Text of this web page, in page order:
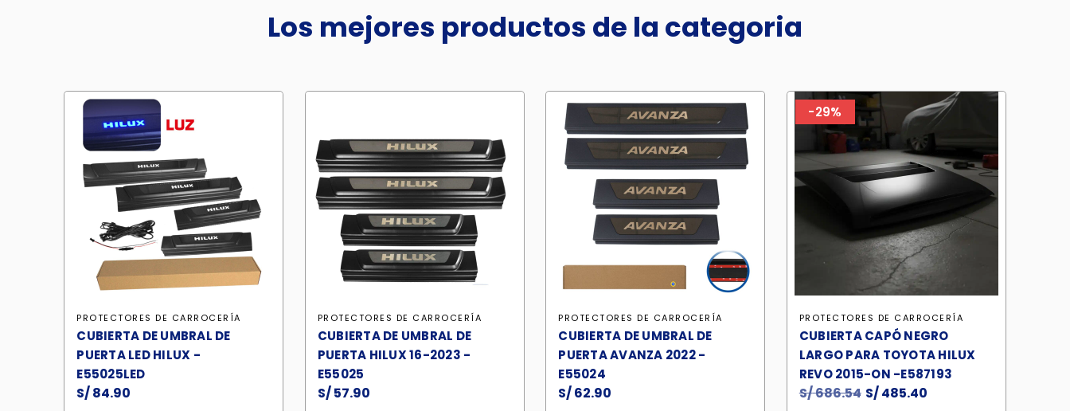
Los mejores productos de la categoria
PROTECTORES DE CARROCERÍA
CUBIERTA DE UMBRAL DE
PUERTA LED HILUX -
E55025LED
S/84.90
PROTECTORES DE CARROCERÍA
CUBIERTA DE UMBRAL DE
PUERTA HILUX 16-2023 -
E55025
S/57.90
PROTECTORES DE CARROCERÍA
CUBIERTA DE UMBRAL DE
PUERTA AVANZA 2022 -
E55024
S/62.90
-29%
PROTECTORES DE CARROCERÍA
CUBIERTA CAPÓ NEGRO
LARGO PARA TOYOTA HILUX
REVO 2015-ON -E587193
S/686.54 El
S/485.40